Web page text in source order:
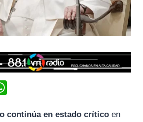
acontinúa en estado crítico en